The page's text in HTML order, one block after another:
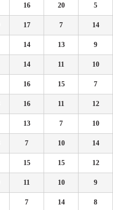
16 20 5
17 7 14
14 13 9
14 11 10
16 15 7
16 11 12
13 7 10
7 10 14
15 15 12
11 10 9
7 14 8